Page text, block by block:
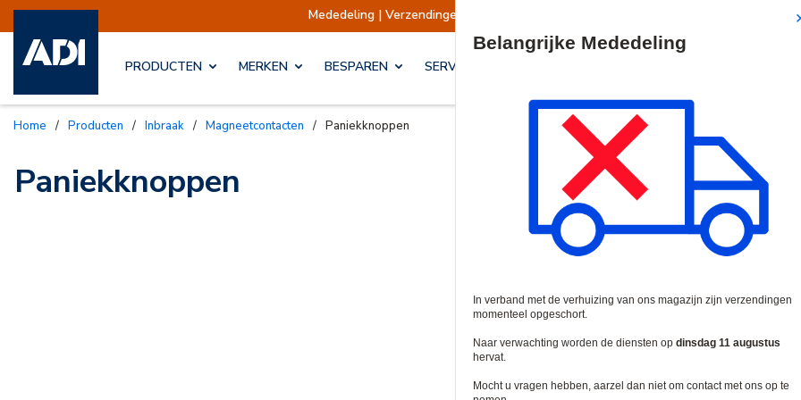
Mededeling | Verzendingen opgeschort Verzendingen worden
PRODUCTEN MERKEN BESPAREN SERVICES & OPLOSSINGEN
Home / Producten / Inbraak / Magneetcontacten / Paniekknoppen
Paniekknoppen